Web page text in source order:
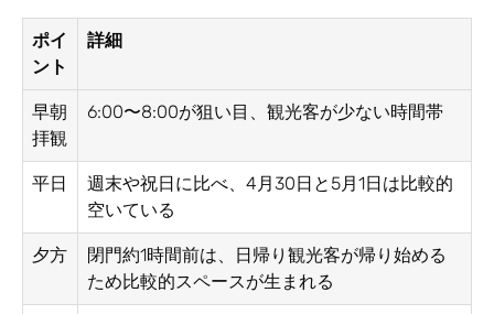
ポイ
ント
詳細
早朝
拝観
6:00〜8:00が狙い目、観光客が少ない時間帯
平日
週末や祝日に比べ、4月30日と5月1日は比較的
空いている
夕方
閉門約1時間前は、日帰り観光客が帰り始める
ため比較的スペースが生まれる